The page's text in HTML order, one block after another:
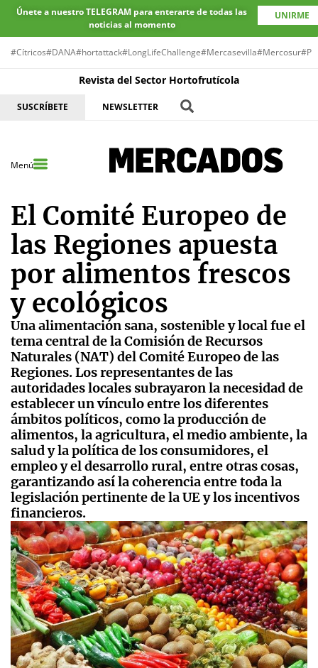
Únete a nuestro TELEGRAM para enterarte de todas las
noticias al momento
UNIRME
#Cítricos#DANA#hortattack#LongLifeChallenge#Mercasevilla#Mercosur
Revista del Sector Hortofrutícola
SUSCRÍBETE NEWSLETTER
Menú
El Comité Europeo de
las Regiones apuesta
por alimentos frescos
y ecológicos
Una alimentación sana, sostenible y local fue el
tema central de la Comisión de Recursos
Naturales (NAT) del Comité Europeo de las
Regiones. Los representantes de las
autoridades locales subrayaron la necesidad de
establecer un vínculo entre los diferentes
ámbitos políticos, como la producción de
alimentos, la agricultura, el medio ambiente, la
salud y la política de los consumidores, el
empleo y el desarrollo rural, entre otras cosas,
garantizando así la coherencia entre toda la
legislación pertinente de la UE y los incentivos
financieros.